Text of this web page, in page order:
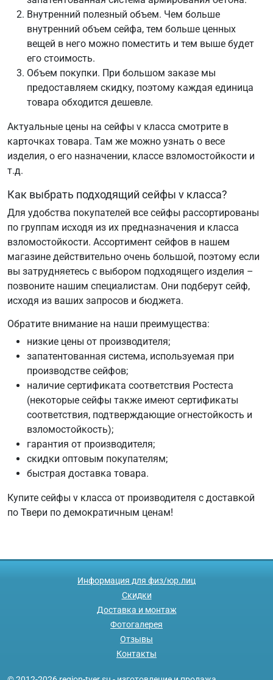
Внутренний полезный объем. Чем больше
внутренний объем сейфа, тем больше ценных
вещей в него можно поместить и тем выше будет
его стоимость.
Объем покупки. При большом заказе мы
предоставляем скидку, поэтому каждая единица
товара обходится дешевле.
Актуальные цены на сейфы v класса смотрите в
карточках товара. Там же можно узнать о весе
изделия, о его назначении, классе взломостойкости и
т.д.
Как выбрать подходящий сейфы v класса?
Для удобства покупателей все сейфы рассортированы
по группам исходя из их предназначения и класса
взломостойкости. Ассортимент сейфов в нашем
магазине действительно очень большой, поэтому если
вы затрудняетесь с выбором подходящего изделия –
позвоните нашим специалистам. Они подберут сейф,
исходя из ваших запросов и бюджета.
Обратите внимание на наши преимущества:
низкие цены от производителя;
запатентованная система, используемая при
производстве сейфов;
наличие сертификата соответствия Ростеста
(некоторые сейфы также имеют сертификаты
соответствия, подтверждающие огнестойкость и
взломостойкость);
гарантия от производителя;
скидки оптовым покупателям;
быстрая доставка товара.
Купите сейфы v класса от производителя с доставкой
по Твери по демократичным ценам!
Информация для физ/юр.лиц
Скидки
Доставка и монтаж
Фотогалерея
Отзывы
Контакты